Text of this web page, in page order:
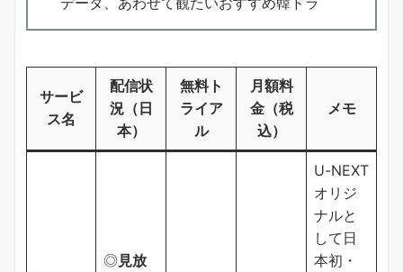
サービ
ス名
配信状
況（日
本）
無料ト
ライア
ル
月額料
金（税
込）
メモ
◎見放
U-NEXT
オリジ
ナルと
して日
本初・